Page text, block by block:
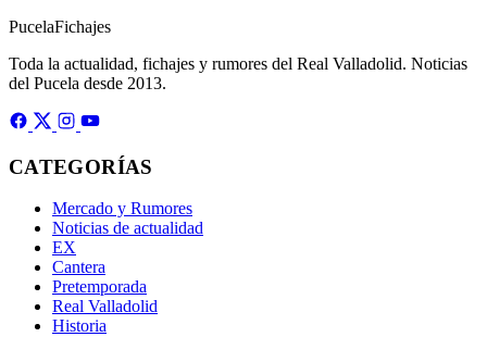
PucelaFichajes
Toda la actualidad, fichajes y rumores del Real Valladolid. Noticias
del Pucela desde 2013.
CATEGORÍAS
Mercado y Rumores
Noticias de actualidad
EX
Cantera
Pretemporada
Real Valladolid
Historia